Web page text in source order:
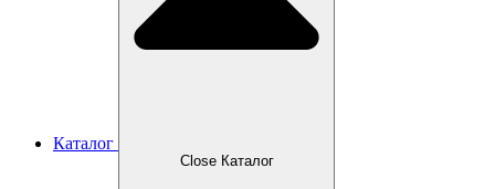
Каталог
Close Каталог